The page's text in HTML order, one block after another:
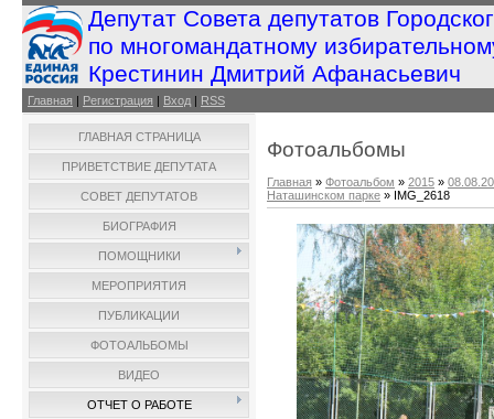
Депутат Совета депутатов
по многомандатному
Крестинин Дмитрий Афанасьевич
Главная | Регистрация | Вход | RSS
ГЛАВНАЯ СТРАНИЦА
ПРИВЕТСТВИЕ ДЕПУТАТА
СОВЕТ ДЕПУТАТОВ
БИОГРАФИЯ
ПОМОЩНИКИ
МЕРОПРИЯТИЯ
ПУБЛИКАЦИИ
ФОТОАЛЬБОМЫ
ВИДЕО
ОТЧЕТ О РАБОТЕ
Фотоальбомы
Главная » Фотоальбом » 2015 »
Наташинском парке » IMG_2618